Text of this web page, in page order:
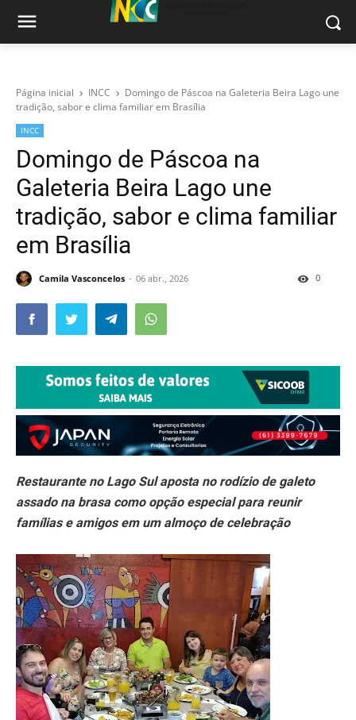
Página inicial INCC
Domingo de Páscoa na Galeteria Beira Lago une
tradição, sabor e clima familiar em Brasília
INCC
Domingo de Páscoa na
Galeteria Beira Lago une
tradição, sabor e clima familiar
em Brasília
Camila Vasconcelos 06 abr., 2026 0
Restaurante no Lago Sul aposta no rodízio de galeto
assado na brasa como opção especial para reunir
famílias e amigos em um almoço de celebração